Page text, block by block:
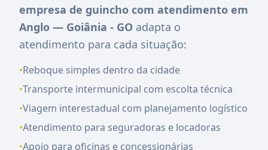
empresa de guincho com atendimento em
Anglo — Goiânia - GO adapta o
atendimento para cada situação:
•Reboque simples dentro da cidade
•Transporte intermunicipal com escolta técnica
•Viagem interestadual com planejamento logístico
•Atendimento para seguradoras e locadoras
•Apoio para oficinas e concessionárias